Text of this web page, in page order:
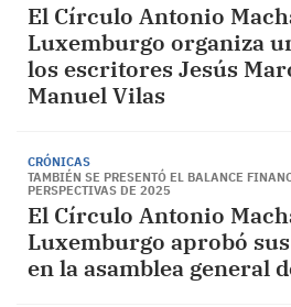
El Círculo Antonio
Luxemburgo organiza
los escritores Jesús
Manuel Vilas
CRÓNICAS
TAMBIÉN SE PRESENTÓ EL BALANCE
PERSPECTIVAS DE 2025
El Círculo Antonio
Luxemburgo aprobó
en la asamblea general